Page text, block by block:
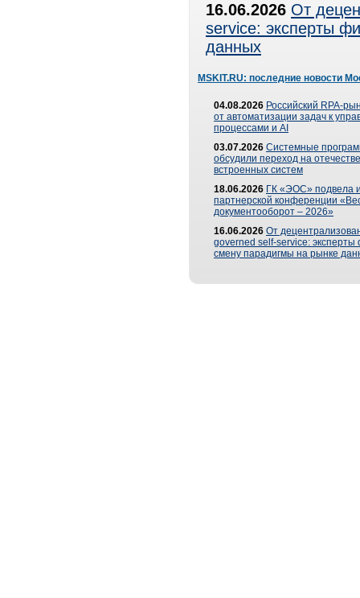
16.06.2026 От
service: эксперты
данных
MSKIT.RU: последние новости
04.08.2026 Российский RPA-
от автоматизации задач к
процессами и AI
03.07.2026 Системные
обсудили переход на
встроенных систем
18.06.2026 ГК «ЭОС» подвела
партнерской конференции
документооборот – 2026»
16.06.2026 От
governed self-service: эксперты
смену парадигмы на рынке